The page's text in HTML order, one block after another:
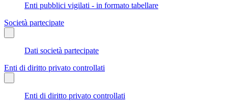
Enti pubblici vigilati - in formato tabellare
Società partecipate
Dati società partecipate
Enti di diritto privato controllati
Enti di diritto privato controllati